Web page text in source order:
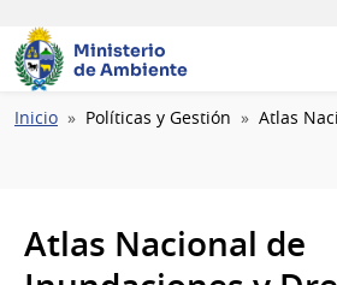
Ministerio
de Ambiente
Ruta
Inicio Políticas y Gestión Atlas
Atlas Nacional de